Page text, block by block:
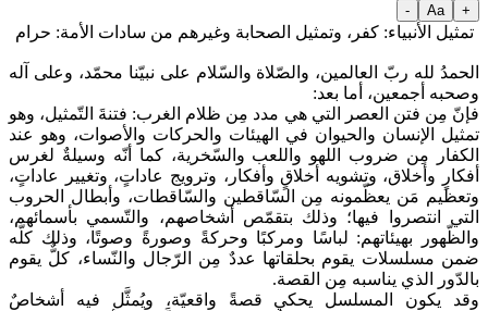
+
Aa
-
تمثيل الأنبياء: كفر، وتمثيل الصحابة وغيرهم من سادات الأمة: حرام
الحمدُ لله ربّ العالمين، والصّلاة والسّلام على نبيّنا محمّد، وعلى آله
وصحبه أجمعين، أما بعد:
فإنّ مِن فتن العصر التي هي مدد مِن ظلام الغرب: فتنةَ التّمثيل، وهو
تمثيل الإنسان والحيوان في الهيئات والحركات والأصوات، وهو عند
الكفار مِن ضروب اللهو واللعب والسّخرية، كما أنّه وسيلةٌ لغرس
أفكارٍ وأخلاق، وتشويه أخلاقٍ وأفكار، وترويج عاداتٍ، وتغيير عاداتٍ،
وتعظيم مَن يعظّمونه مِن السّاقطين والسّاقطات، وأبطال الحروب
التي انتصروا فيها؛ وذلك بتقمّص أشخاصهم، والتّسمي بأسمائهم،
والظّهور بهيئاتهم: لباسًا ومركبًا وحركةً وصورةً وصوتًا، وذلك كلّه
ضمن مسلسلات يقوم بحلقاتها عددٌ مِن الرّجال والنّساء، كلٌّ يقوم
بالدّور الذي يناسبه مِن القصة.
وقد يكون المسلسل يحكي قصةً واقعيّة، ويُمثَّل فيه أشخاصٌ